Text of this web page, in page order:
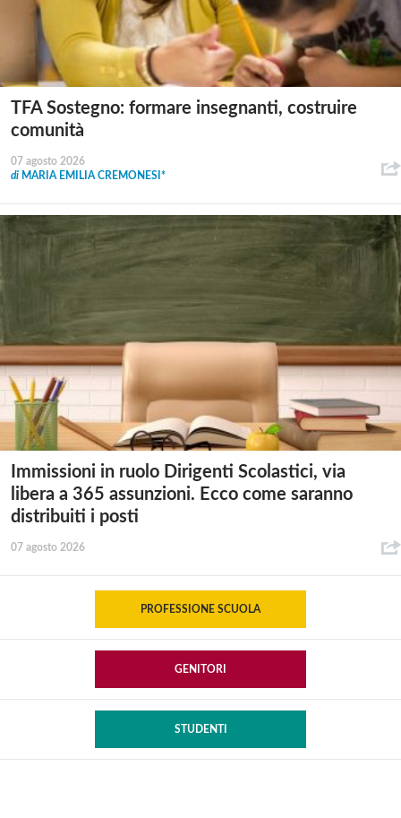
TFA Sostegno: formare insegnanti, costruire
comunità
07 agosto 2026
di MARIA EMILIA CREMONESI*
Immissioni in ruolo Dirigenti Scolastici, via
libera a 365 assunzioni. Ecco come saranno
distribuiti i posti
07 agosto 2026
PROFESSIONE SCUOLA
GENITORI
STUDENTI